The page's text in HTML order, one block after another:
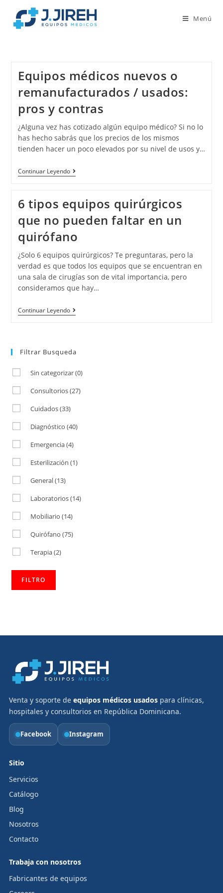
Menú
Equipos médicos nuevos o
remanufacturados / usados:
pros y contras
¿Alguna vez has cotizado algún equipo médico? Si no lo
has hecho sabrás que los precios de los mismos
tienden hacer un poco elevados por su nivel de usos y…
Continuar Leyendo
6 tipos equipos quirúrgicos
que no pueden faltar en un
quirófano
¿Solo 6 equipos quirúrgicos? Te preguntaras, pero la
verdad es que todos los equipos que se encuentran en
una sala de cirugías son de vital importancia, pero
consideramos que hay…
Continuar Leyendo
Filtrar Busqueda
Sin categorizar(0)
Consultorios(27)
Cuidados(33)
Diagnóstico (40)
Emergencia(4)
Esterilización (1)
General(13)
Laboratorios(14)
Mobiliario (14)
Quirófano (75)
Terapia(2)
FILTRO
Venta y soporte de equipos médicos usadospara clínicas,
hospitales y consultorios en República Dominicana.
Facebook Instagram
Sitio
Servicios
Catálogo
Blog
Nosotros
Contacto
Trabaja con nosotros
Fabricantes de equipos